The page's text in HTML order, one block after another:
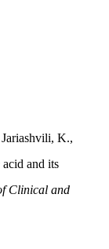
K.,
and its
Clinical and